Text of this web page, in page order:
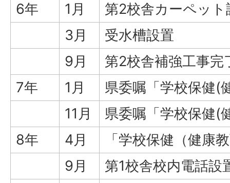
6年
1月
第2校舎カーペット
3月
受水槽設置
9月
第2校舎補強工事完
7年
1月
県委嘱「学校保健(
11月
県委嘱「学校保健(
8年
4月
「学校保健（健康
9月
第1校舎校内電話設